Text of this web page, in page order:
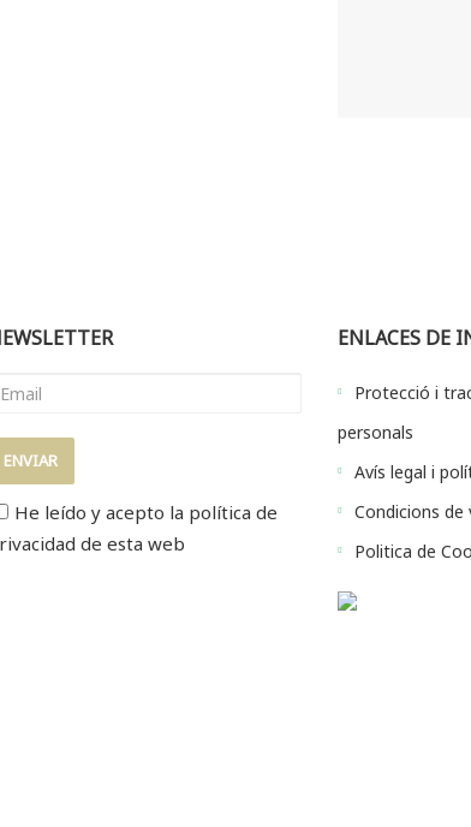
He leído y acepto la política de
de esta web
ENLACES DE
Protecció i
personals
Avís legal i
Condicions de
Politica de